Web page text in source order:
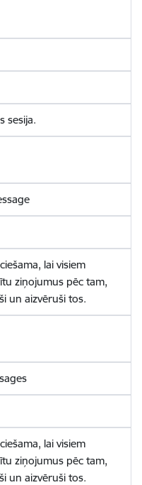
sesija.
lai visiem
ziņojumus pēc tam,
un aizvēruši tos.
lai visiem
ziņojumus pēc tam,
un aizvēruši tos.